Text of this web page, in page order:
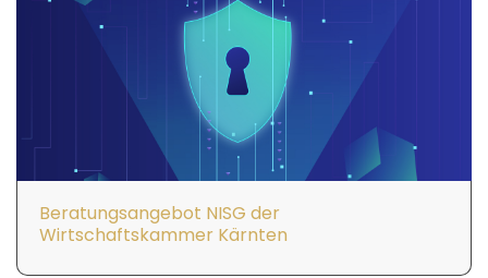
Beratungsangebot NISG der
Wirtschaftskammer Kärnten